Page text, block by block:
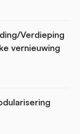
Verdieping
vernieuwing